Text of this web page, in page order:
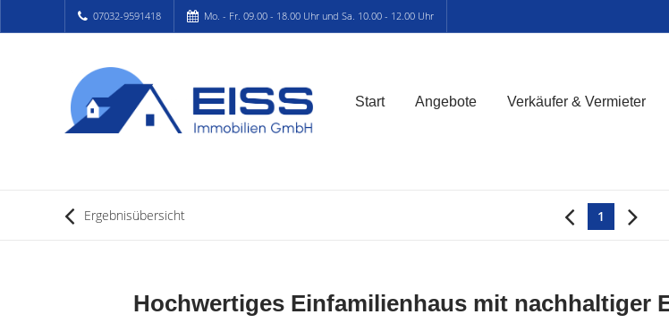
07032-9591418 Mo. - Fr. 09.00 - 18.00 Uhr und Sa. 10.00 - 12.00 Uhr
Start Angebote Verkäufer & Vermieter
Ergebnisübersicht 1
Hochwertiges Einfamilienhaus mit nachhaltiger